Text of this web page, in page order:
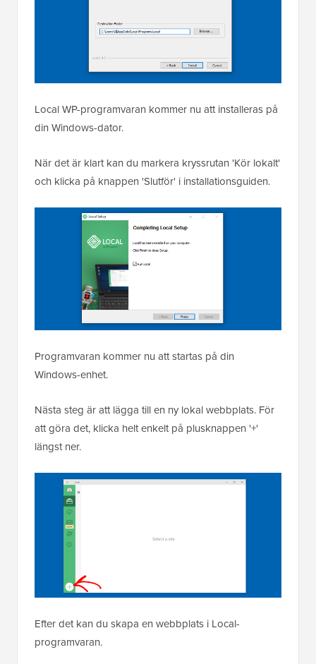
Local WP-programvaran kommer nu att installeras på
din Windows-dator.
När det är klart kan du markera kryssrutan 'Kör lokalt'
och klicka på knappen 'Slutför' i installationsguiden.
Programvaran kommer nu att startas på din
Windows-enhet.
Nästa steg är att lägga till en ny lokal webbplats. För
att göra det, klicka helt enkelt på plusknappen '+'
längst ner.
Efter det kan du skapa en webbplats i Local-
programvaran.